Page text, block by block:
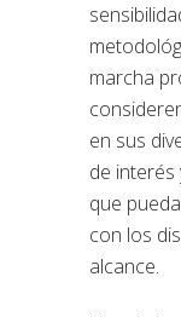
marcha
en sus
de interés
que
con los
alcance.